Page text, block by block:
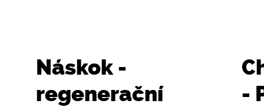
Náskok -
regenerační
-